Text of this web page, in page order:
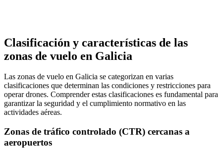
Clasificación y características de las
zonas de vuelo en Galicia
Las zonas de vuelo en Galicia se categorizan en varias
clasificaciones que determinan las condiciones y restricciones para
operar drones. Comprender estas clasificaciones es fundamental para
garantizar la seguridad y el cumplimiento normativo en las
actividades aéreas.
Zonas de tráfico controlado (CTR) cercanas a
aeropuertos